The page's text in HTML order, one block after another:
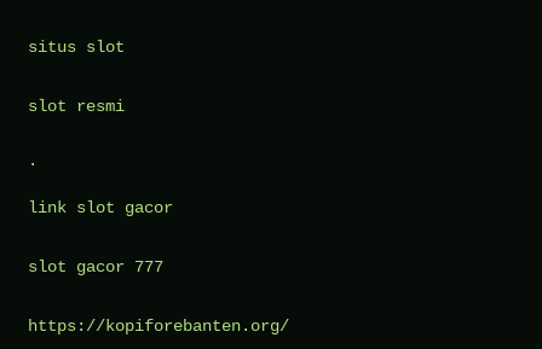
situs slot
slot resmi
.
link slot gacor
slot gacor 777
https://kopiforebanten.org/